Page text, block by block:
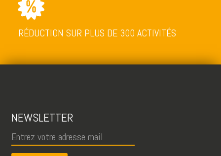
RÉDUCTION SUR PLUS DE 300 ACTIVITÉS
NEWSLETTER